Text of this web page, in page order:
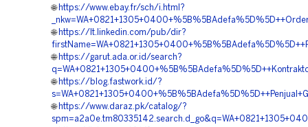
🌐 https://www.ebay.fr/sch/i.html?
🌐 https://lt.linkedin.com/pub/dir?
🌐 https://garut.ada.or.id/search?
🌐 https://blog.fastwork.id/?
🌐 https://www.daraz.pk/catalog/?